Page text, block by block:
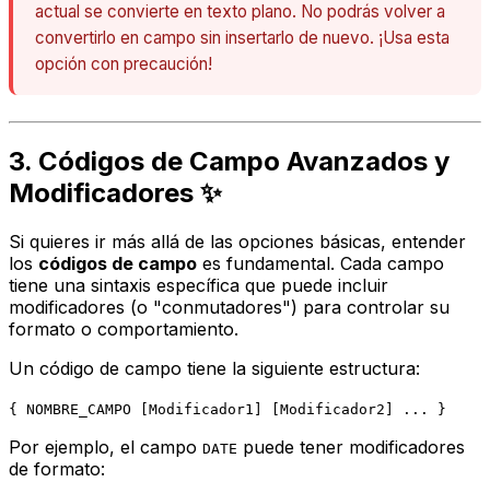
actual se convierte en texto plano. No podrás volver a
convertirlo en campo sin insertarlo de nuevo. ¡Usa esta
opción con precaución!
3. Códigos de Campo Avanzados y
Modificadores ✨
Si quieres ir más allá de las opciones básicas, entender
los códigos de campo es fundamental. Cada campo
tiene una sintaxis específica que puede incluir
modificadores (o "conmutadores") para controlar su
formato o comportamiento.
Un código de campo tiene la siguiente estructura:
{ NOMBRE_CAMPO [Modificador1] [Modificador2] ... }
Por ejemplo, el campo DATE puede tener modificadores
de formato: